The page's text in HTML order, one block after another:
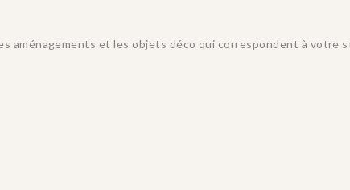
aménagements et les objets déco qui correspondent à votre